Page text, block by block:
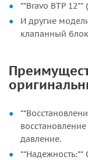
**Bravo BTP
И другие
клапанный
давление.